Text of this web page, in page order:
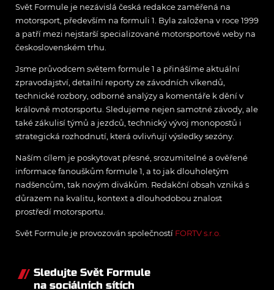
Svět Formule je nezávislá česká redakce zaměřená na
motorsport, především na formuli 1. Byla založena v roce 1999
a patří mezi nejstarší specializované motorsportové weby na
československém trhu.
Jsme průvodcem světem formule 1 a přinášíme aktuální
zpravodajství, detailní reporty ze závodních víkendů,
technické rozbory, odborné analýzy a komentáře k dění v
královně motorsportu. Sledujeme nejen samotné závody, ale
také zákulisí týmů a jezdců, technický vývoj monopostů i
strategická rozhodnutí, která ovlivňují výsledky sezóny.
Naším cílem je poskytovat přesné, srozumitelné a ověřené
informace fanouškům formule 1, a to jak dlouholetým
nadšencům, tak novým divákům. Redakční obsah vzniká s
důrazem na kvalitu, kontext a dlouhodobou znalost
prostředí motorsportu.
Svět Formule je provozován společností FORTV s.r.o.
Sledujte Svět Formule
na sociálních sítích